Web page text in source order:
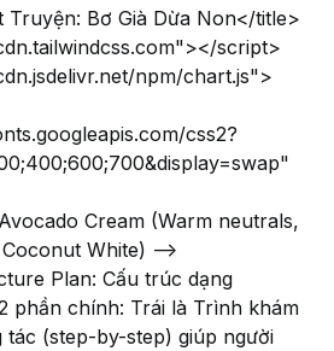
Truyện: Bơ Già Dừa Non</title>
script>
npm/chart.js">
css2?
Cream (Warm neutrals,
White) -->
Plan: Cấu trúc dạng
phần chính: Trái là Trình khám
tác (step-by-step) giúp người